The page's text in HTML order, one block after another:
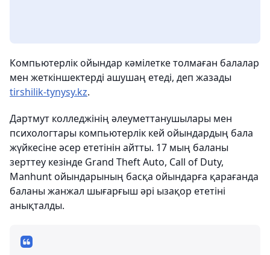
Компьютерлік ойындар кәмілетке толмаған балалар
мен жеткіншектерді ашушаң етеді, деп жазады
tirshilik-tynysy.kz.
Дартмут колледжінің әлеуметтанушылары мен
психологтары компьютерлік кей ойындардың бала
жүйкесіне әсер ететінін айтты. 17 мың баланы
зерттеу кезінде Grand Theft Auto, Call of Duty,
Manhunt ойындарының басқа ойындарға қарағанда
баланы жанжал шығарғыш әрі ызақор ететіні
анықталды.